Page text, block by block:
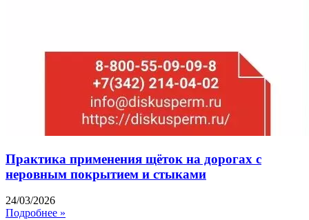
Практика применения щёток на дорогах с
неровным покрытием и стыками
24/03/2026
Подробнее »